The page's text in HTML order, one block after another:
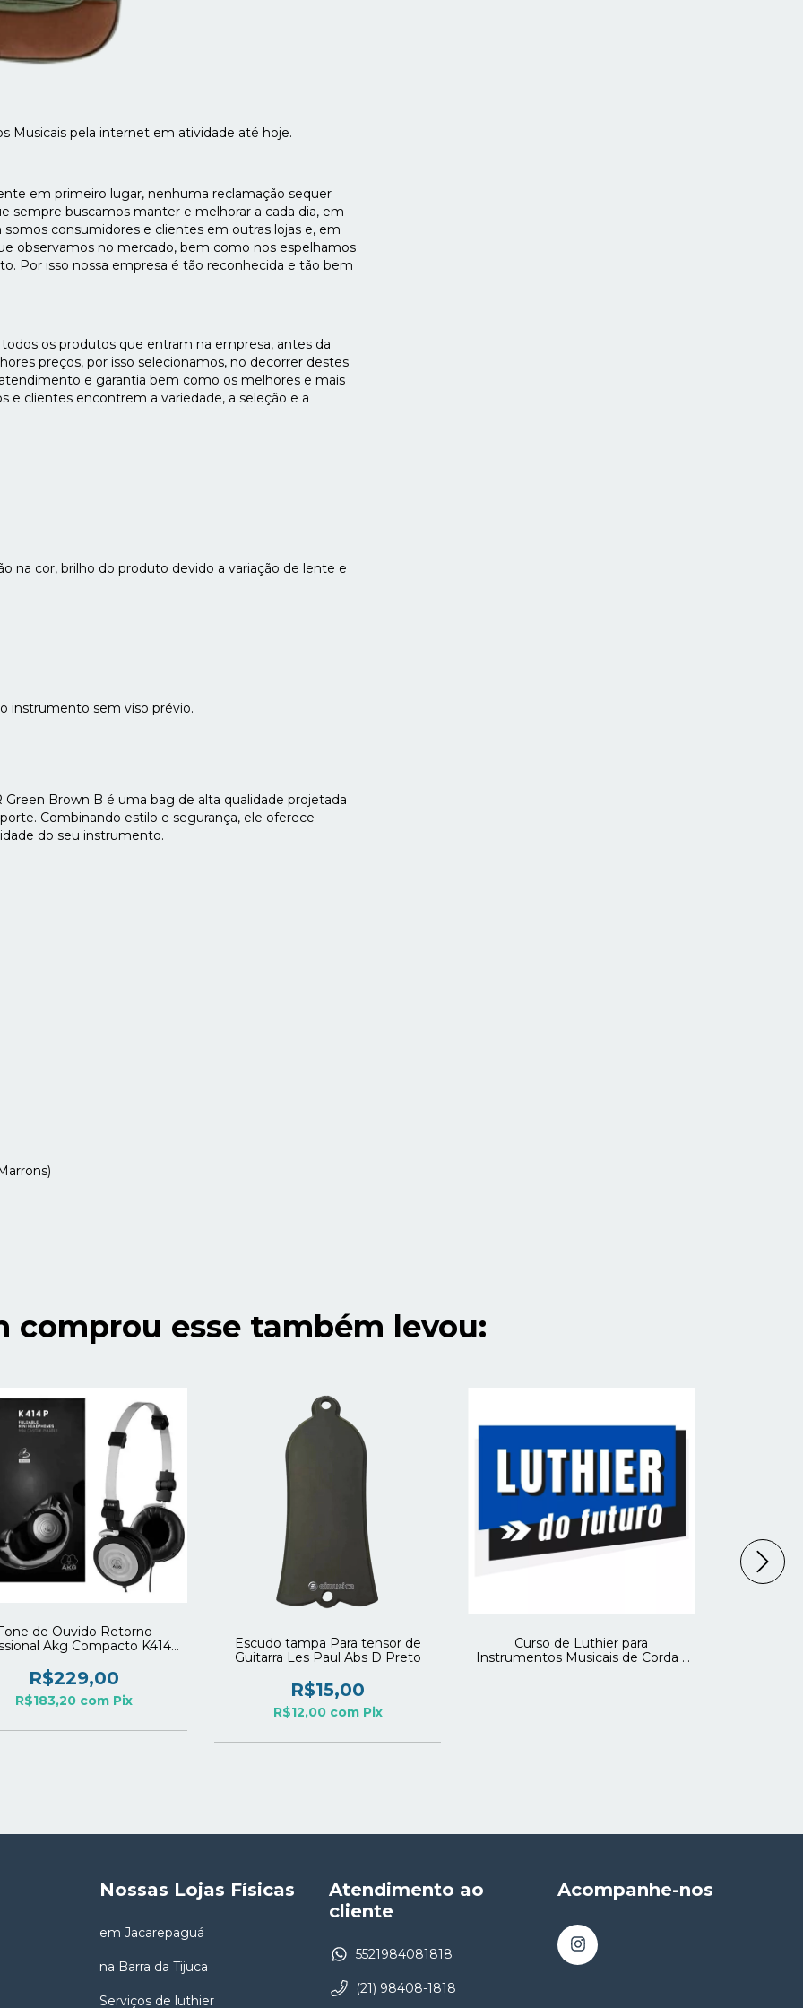
Musicais pela internet em atividade até hoje.
em primeiro lugar, nenhuma reclamação sequer
sempre buscamos manter e melhorar a cada dia, em
consumidores e clientes em outras lojas e, em
observamos no mercado, bem como nos espelhamos
Por isso nossa empresa é tão reconhecida e tão bem
os produtos que entram na empresa, antes da
preços, por isso selecionamos, no decorrer destes
e garantia bem como os melhores e mais
e clientes encontrem a variedade, a seleção e a
na cor, brilho do produto devido a variação de lente e
instrumento sem viso prévio.
Brown B é uma bag de alta qualidade projetada
Combinando estilo e segurança, ele oferece
do seu instrumento.
comprou esse também levou:
de Ouvido Retorno
Akg Compacto K414P
R$229,00
R$183,20 com Pix
Escudo tampa Para tensor de
Guitarra Les Paul Abs D Preto
R$15,00
R$12,00 com Pix
Curso de Luthier para
Instrumentos Musicais de Corda -
Nossas Lojas Físicas
em Jacarepaguá
na Barra da Tijuca
Serviços de luthier
Atendimento ao
cliente
5521984081818
(21) 98408-1818
Acompanhe-nos